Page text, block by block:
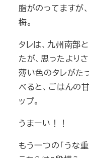
脂がのってますが
梅。
タレは、九州南部
たが、思ったより
薄い色のタレがた
べると、ごはんの
ップ。
うまーい！！
もう一つの「うな重